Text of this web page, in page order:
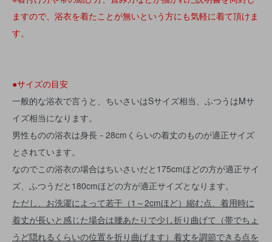
ますので、浴衣を着たことが無いという方にも気軽に着て頂けま
す。
●サイズの目安
一般的な浴衣で言うと、ちいさいはSサイズ相当、ふつうはMサ
イズ相当になります。
男性ものの浴衣は身長－28cmくらいの着丈のものが適正サイズ
とされています。
なのでこの浴衣の場合はちいさいだと175cmほどの方が適正サイ
ズ、ふつうだと180cmほどの方が適正サイズとなります。
ただし、お洗濯によって若干（1～2cmほど）縮む点、着用時に
着丈が長いと感じた場合は腰あたりで少し折り曲げて（帯でちょ
うど隠れるくらいの位置を折り曲げます）着丈を調節できる点を